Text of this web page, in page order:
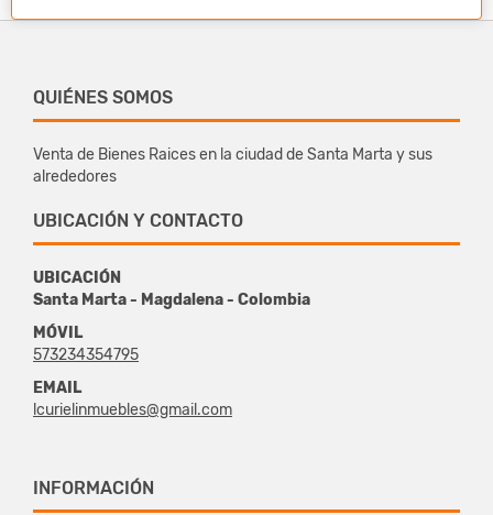
QUIÉNES SOMOS
Venta de Bienes Raices en la ciudad de Santa Marta y sus
alrededores
UBICACIÓN Y CONTACTO
UBICACIÓN
Santa Marta - Magdalena - Colombia
MÓVIL
573234354795
EMAIL
lcurielinmuebles@gmail.com
INFORMACIÓN